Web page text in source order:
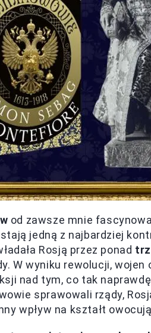
od zawsze mnie
jedną z najbardziej
Rosją przez ponad
W wyniku rewolucji, wojen
nad tym, co tak
sprawowali rządy,
wpływ na kształt